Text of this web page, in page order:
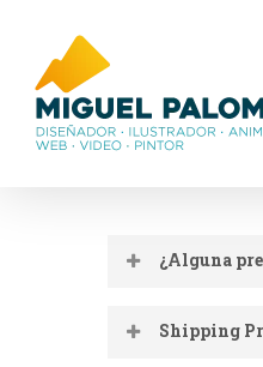
main
content
¿Alguna
Shipping